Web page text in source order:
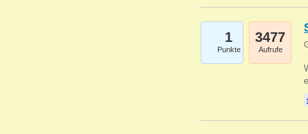
1
Punkte
3477
Aufrufe